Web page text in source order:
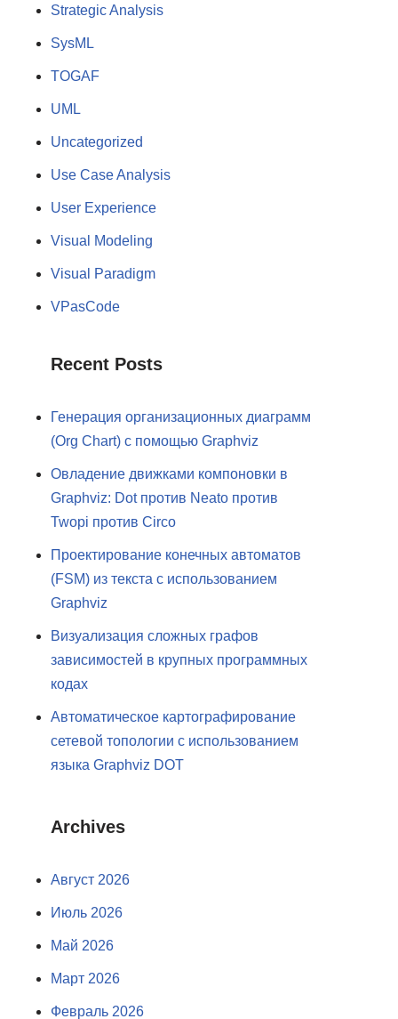
Strategic Analysis
SysML
TOGAF
UML
Uncategorized
Use Case Analysis
User Experience
Visual Modeling
Visual Paradigm
VPasCode
Recent Posts
Генерация организационных диаграмм
(Org Chart) с помощью Graphviz
Овладение движками компоновки в
Graphviz: Dot против Neato против
Twopi против Circo
Проектирование конечных автоматов
(FSM) из текста с использованием
Graphviz
Визуализация сложных графов
зависимостей в крупных программных
кодах
Автоматическое картографирование
сетевой топологии с использованием
языка Graphviz DOT
Archives
Август 2026
Июль 2026
Май 2026
Март 2026
Февраль 2026